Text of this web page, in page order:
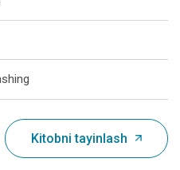
Kitobni tayinlash